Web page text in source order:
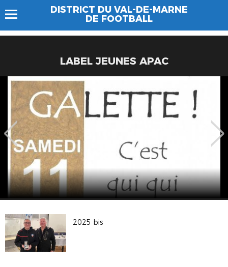
DISTRICT DU VAL-DE-MARNE
DE FOOTBALL
LABEL JEUNES APAC
2025 bis